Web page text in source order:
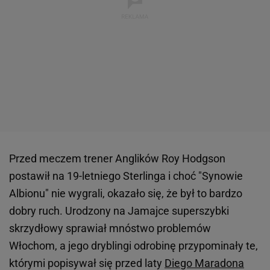
Przed meczem trener Anglików Roy Hodgson
postawił na 19-letniego Sterlinga i choć "Synowie
Albionu" nie wygrali, okazało się, że był to bardzo
dobry ruch. Urodzony na Jamajce superszybki
skrzydłowy sprawiał mnóstwo problemów
Włochom, a jego dryblingi odrobinę przypominały te,
którymi popisywał się przed laty Diego Maradona